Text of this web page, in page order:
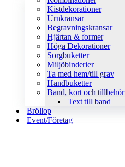
Kistdekorationer
Urnkransar
Begravningskransar
Hjärtan & former
Höga Dekorationer
Sorgbuketter
Miljöbinderier
Ta med hem/till grav
Handbuketter
Band, kort och tillbehör
Text till band
Bröllop
Event/Företag